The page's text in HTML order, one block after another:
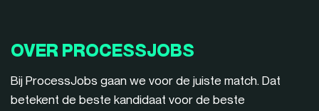
OVER PROCESSJOBS
Bij ProcessJobs gaan we voor de juiste match. Dat
betekent de beste kandidaat voor de beste